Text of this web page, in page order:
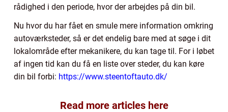
rådighed i den periode, hvor der arbejdes på din bil.
Nu hvor du har fået en smule mere information omkring
autoværksteder, så er det endelig bare med at søge i dit
lokalområde efter mekanikere, du kan tage til. For i løbet
af ingen tid kan du få en liste over steder, du kan køre
din bil forbi: https://www.steentoftauto.dk/
Read more articles here